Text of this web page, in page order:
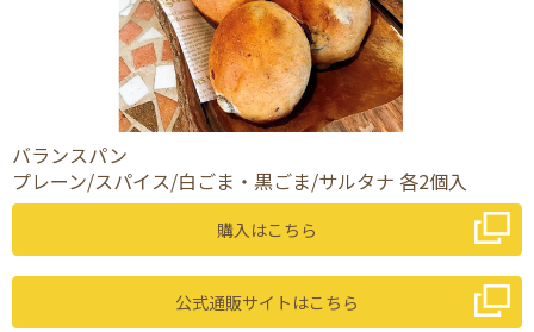
バランスパン
プレーン/スパイス/白ごま・黒ごま/サルタナ 各2個入
購入はこちら
公式通販サイトはこちら